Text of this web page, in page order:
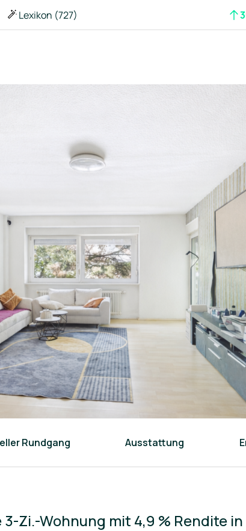
Lexikon (727)
Rundgang Ausstattung
Zi.-Wohnung mit 4,9 % Rendite